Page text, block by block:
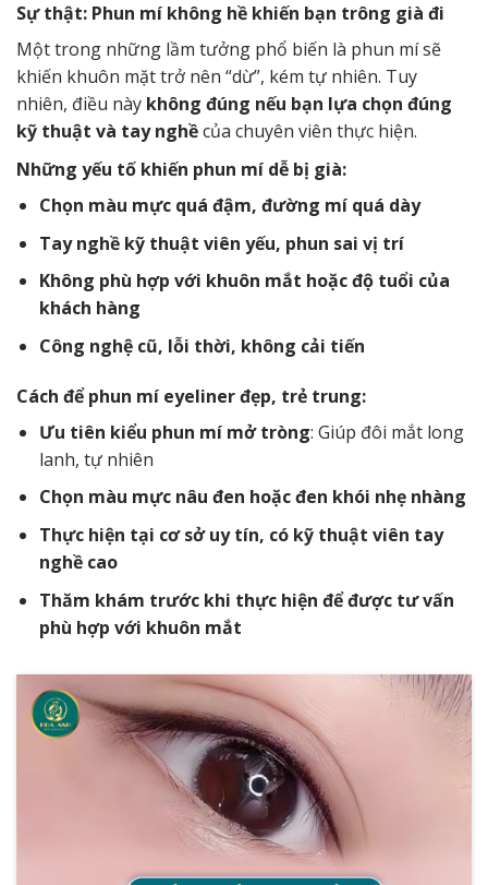
Sự thật: Phun mí không hề khiến bạn trông già đi
Một trong những lầm tưởng phổ biến là phun mí sẽ
khiến khuôn mặt trở nên “dừ”, kém tự nhiên. Tuy
nhiên, điều này không đúng nếu bạn lựa chọn đúng
kỹ thuật và tay nghềcủa chuyên viên thực hiện.
Những yếu tố khiến phun mí dễ bị già:
Chọn màu mực quá đậm, đường mí quá dày
Tay nghề kỹ thuật viên yếu, phun sai vị trí
Không phù hợp với khuôn mắt hoặc độ tuổi của
khách hàng
Công nghệ cũ, lỗi thời, không cải tiến
Cách để phun mí eyeliner đẹp, trẻ trung:
Ưu tiên kiểu phun mí mở tròng: Giúp đôi mắt long
lanh, tự nhiên
Chọn màu mực nâu đen hoặc đen khói nhẹ nhàng
Thực hiện tại cơ sở uy tín, có kỹ thuật viên tay
nghề cao
Thăm khám trước khi thực hiện để được tư vấn
phù hợp với khuôn mắt